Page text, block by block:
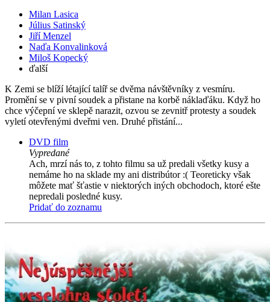
Milan Lasica
Július Satinský
Jiří Menzel
Naďa Konvalinková
Miloš Kopecký
ďalší
K Zemi se blíží létající talíř se dvěma návštěvníky z vesmíru.
Promění se v pivní soudek a přistane na korbě náklaďáku. Když ho
chce výčepní ve sklepě narazit, ozvou se zevnitř protesty a soudek
vyletí otevřenými dveřmi ven. Druhé přistání...
DVD film
Vypredané
Ach, mrzí nás to, z tohto filmu sa už predali všetky kusy a
nemáme ho na sklade my ani distribútor :( Teoreticky však
môžete mať šťastie v niektorých iných obchodoch, ktoré ešte
nepredali posledné kusy.
Pridať do zoznamu